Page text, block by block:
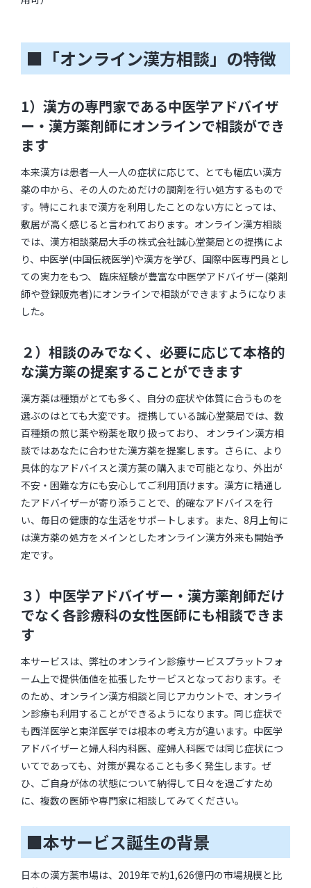
■「オンライン漢方相談」の特徴
1）漢方の専門家である中医学アドバイザ
ー・漢方薬剤師にオンラインで相談ができ
ます
本来漢方は患者一人一人の症状に応じて、とても幅広い漢方
薬の中から、その人のためだけの調剤を行い処方するもので
す。特にこれまで漢方を利用したことのない方にとっては、
敷居が高く感じると言われております。オンライン漢方相談
では、漢方相談薬局大手の株式会社誠心堂薬局との提携によ
り、中医学(中国伝統医学)や漢方を学び、国際中医専門員とし
ての実力をもつ、 臨床経験が豊富な中医学アドバイザー(薬剤
師や登録販売者)にオンラインで相談ができますようになりま
した。
２）相談のみでなく、必要に応じて本格的
な漢方薬の提案することができます
漢方薬は種類がとても多く、自分の症状や体質に合うものを
選ぶのはとても大変です。 提携している誠心堂薬局では、数
百種類の煎じ薬や粉薬を取り扱っており、 オンライン漢方相
談ではあなたに合わせた漢方薬を提案します。さらに、より
具体的なアドバイスと漢方薬の購入まで可能となり、外出が
不安・困難な方にも安心してご利用頂けます。漢方に精通し
たアドバイザーが寄り添うことで、的確なアドバイスを行
い、毎日の健康的な生活をサポートします。また、8月上旬に
は漢方薬の処方をメインとしたオンライン漢方外来も開始予
定です。
３）中医学アドバイザー・漢方薬剤師だけ
でなく各診療科の女性医師にも相談できま
す
本サービスは、弊社のオンライン診療サービスプラットフォ
ーム上で提供価値を拡張したサービスとなっております。そ
のため、オンライン漢方相談と同じアカウントで、オンライ
ン診療も利用することができるようになります。同じ症状で
も西洋医学と東洋医学では根本の考え方が違います。中医学
アドバイザーと婦人科内科医、産婦人科医では同じ症状につ
いてであっても、対策が異なることも多く発生します。ぜ
ひ、ご自身が体の状態について納得して日々を過ごすため
に、複数の医師や専門家に相談してみてください。
■本サービス誕生の背景
日本の漢方薬市場は、2019年で約1,626億円の市場規模と比